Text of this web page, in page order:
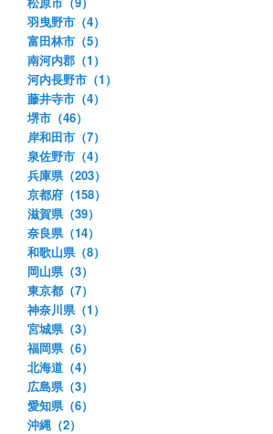
羽曳野市（4）
富田林市（5）
南河内郡（1）
河内長野市（1）
藤井寺市（4）
堺市（46）
岸和田市（7）
泉佐野市（4）
兵庫県（203）
京都府（158）
滋賀県（39）
奈良県（14）
和歌山県（8）
岡山県（3）
東京都（7）
神奈川県（1）
宮城県（3）
福岡県（6）
北海道（4）
広島県（3）
愛知県（6）
沖縄（2）